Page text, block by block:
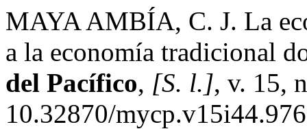
MAYA AMBÍA, C. J. La
a la economía tradicional
del Pacífico, [S. l.], v. 15,
10.32870/